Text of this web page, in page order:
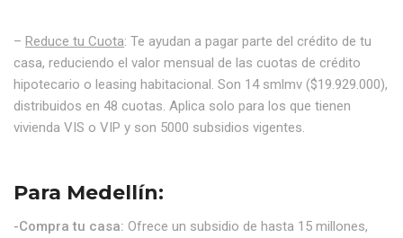
– Reduce tu Cuota: Te ayudan a pagar parte del crédito de tu
casa, reduciendo el valor mensual de las cuotas de crédito
hipotecario o leasing habitacional. Son 14 smlmv ($19.929.000),
distribuidos en 48 cuotas. Aplica solo para los que tienen
vivienda VIS o VIP y son 5000 subsidios vigentes.
Para Medellín:
-Compra tu casa: Ofrece un subsidio de hasta 15 millones,